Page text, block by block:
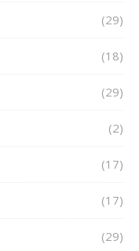
(29)
(18)
(29)
(2)
(17)
(17)
(29)